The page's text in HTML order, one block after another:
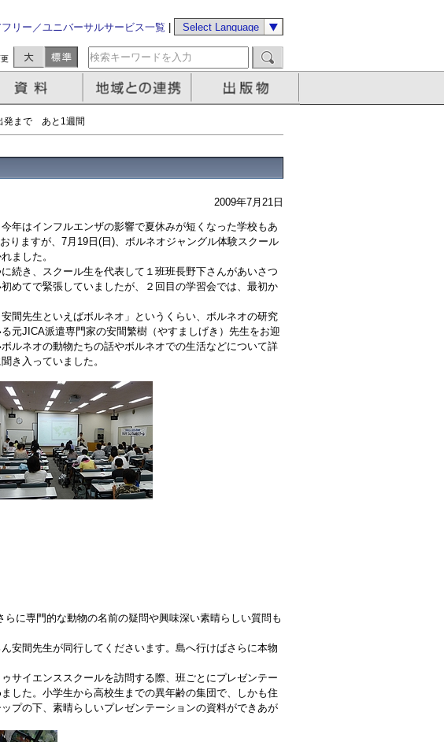
リー／ユニバーサルサービス一覧
発まで あと1週間
2009年7月21日
年はインフルエンザの影響で夏休みが短くなった学校もあ
ますが、7月19日(日)、ボルネオジャングル体験スクール
ました。
続き、スクール生を代表して１班班長野下さんがあいさつ
めてで緊張していましたが、２回目の学習会では、最初か
間先生といえばボルネオ」というくらい、ボルネオの研究
元JICA派遣専門家の安間繁樹（やすましげき）先生をお迎
ルネオの動物たちの話やボルネオでの生活などについて詳
き入っていました。
に専門的な動物の名前の疑問や興味深い素晴らしい質問も
安間先生が同行してくださいます。島へ行けばさらに本物
サイエンススクールを訪問する際、班ごとにプレゼンテー
した。小学生から高校生までの異年齢の集団で、しかも住
プの下、素晴らしいプレゼンテーションの資料ができあが